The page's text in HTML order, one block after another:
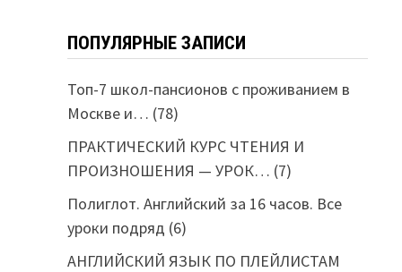
ПОПУЛЯРНЫЕ ЗАПИСИ
Топ-7 школ-пансионов с проживанием в
Москве и… (78)
ПРАКТИЧЕСКИЙ КУРС ЧТЕНИЯ И
ПРОИЗНОШЕНИЯ — УРОК… (7)
Полиглот. Английский за 16 часов. Все
уроки подряд (6)
АНГЛИЙСКИЙ ЯЗЫК ПО ПЛЕЙЛИСТАМ